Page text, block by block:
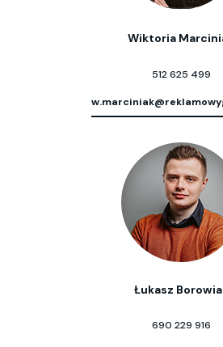
Wiktoria
512 625 499
Łukasz
690 229 916